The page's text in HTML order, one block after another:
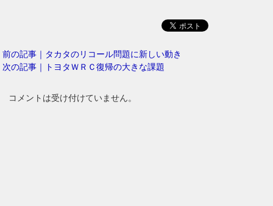
前の記事｜タカタのリコール問題に新しい動き
次の記事｜トヨタＷＲＣ復帰の大きな課題
コメントは受け付けていません。